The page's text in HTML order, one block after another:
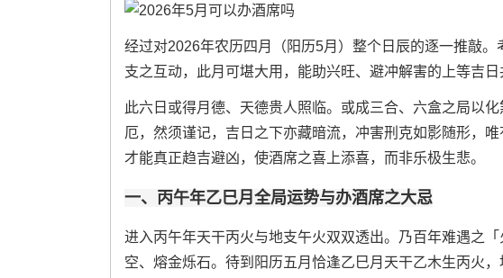
经过对2026年农历四月（阳历5月）整个日辰的逐一推敲
支之互动，此月可堪大用，能助兴旺、避冲解害的上等吉日
此六日或得月德、天德贵人照临。或成三合、六盒之局以
厄，然须谨记，吉日之下亦藏暗流，冲害刑克如影随形，
才能真正趋吉避凶，使酒席之喜上添喜，而非乐极生悲。
一、丙午年乙巳月全局运势与办酒席之大忌
进入丙午年天干丙火与地支午火双双透出。乃百年难遇之
空、熔金烁石。待到阳历五月恰逢乙巳月天干乙木生丙火